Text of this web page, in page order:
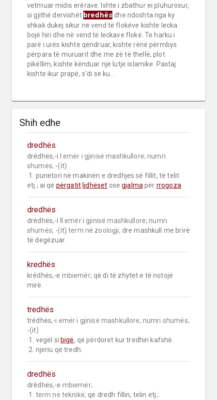
vetmuar midis erërave. Ishte i zbathur ei pluhurosur,
si gjithë dervishët bredhës dhe ndoshta nga ky
shkak dukej sikur në vend të flokëve kishte lecka
bojë hiri dhe në vend të leckave flokë. Te harku i
parë i urës kishte qëndruar, kishte rënë përmbys
përpara të muruarit dhe me zë të thellë, plot
pikëllim, kishte kënduar një lutje islamike. Pastaj
kishte ikur prapë, s'di se ku...
Shih edhe
dredhës
drédhës,-i I emër i gjinisë mashkullore; numri
shumës; -(it)
etj.; ai që përgatit lidhëset ose gjalma për rrogoza
dredhës
drédhës,-i II emër i gjinisë mashkullore; numri
shumës; -(it) term në zoologji; dre mashkull me brirë
të degëzuar.
kredhës
krédhës,-e mbiemër; që di të zhytet e të notojë
mirë.
tredhës
trédhës,-i emër i gjinisë mashkullore; numri shumës;
-(it)
1. vegël si bigë, që përdoret kur tredhin kafshë.
2. njeriu që tredh.
dredhës
drédhës,-e mbiemër;
1. term në teknikë; që dredh fillin, telin etj.;